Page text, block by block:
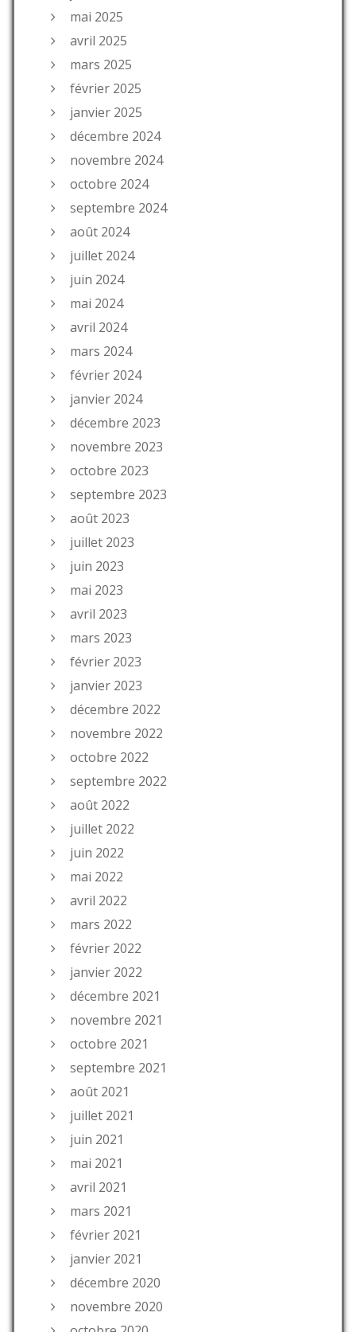
mai 2025
avril 2025
mars 2025
février 2025
janvier 2025
décembre 2024
novembre 2024
octobre 2024
septembre 2024
août 2024
juillet 2024
juin 2024
mai 2024
avril 2024
mars 2024
février 2024
janvier 2024
décembre 2023
novembre 2023
octobre 2023
septembre 2023
août 2023
juillet 2023
juin 2023
mai 2023
avril 2023
mars 2023
février 2023
janvier 2023
décembre 2022
novembre 2022
octobre 2022
septembre 2022
août 2022
juillet 2022
juin 2022
mai 2022
avril 2022
mars 2022
février 2022
janvier 2022
décembre 2021
novembre 2021
octobre 2021
septembre 2021
août 2021
juillet 2021
juin 2021
mai 2021
avril 2021
mars 2021
février 2021
janvier 2021
décembre 2020
novembre 2020